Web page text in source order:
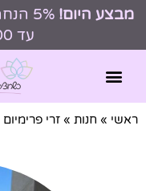
מבצע היום!
עד 15:00 וקבלו היום
ראשי » חנות » זרי פרימיום